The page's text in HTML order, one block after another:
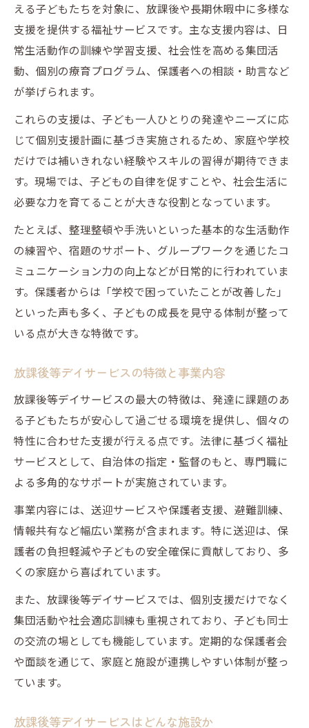
際
放課後等デイサービスの集団活動で育つ力
放課後等デイサービスの一日の流れとプロ
グラム
較
放課後等デイサービスの療育を解説
放課後等デイサービスと学童の支援内容比
放課後等デイサービスで得られる独自支援
える子どもたちを対象に、放課後や長期休暇中に多様な
支援を提供する福祉サービスです。主な支援内容は、日
常生活動作の訓練や学習支援、社会性を高める集団活
動、個別の療育プログラム、保護者への相談・助言など
が挙げられます。
これらの支援は、子ども一人ひとりの発達やニーズに応
じて個別支援計画に基づき実施されるため、家庭や学校
だけでは補いきれない経験やスキルの習得が期待できま
す。現場では、子どもの自律を促すことや、社会生活に
必要な力を育てることが大きな役割となっています。
たとえば、整理整頓や手洗いといった基本的な生活動作
の練習や、宿題のサポート、グループワークを通じたコ
ミュニケーション力の向上などが日常的に行われていま
す。保護者からは「学校で困っていたことが改善した」
といった声も多く、子どもの成長を見守る体制が整って
いる点が大きな特徴です。
放課後等デイサービスの特徴と事業内容
放課後等デイサービスの最大の特徴は、発達に課題のあ
る子どもたちが安心して過ごせる環境を提供し、個々の
特性に合わせた支援が行える点です。法律に基づく福祉
サービスとして、自治体の指定・監督のもと、専門職に
よる多角的なサポートが実施されています。
事業内容には、送迎サービスや保護者支援、避難訓練、
情報共有など幅広い業務が含まれます。特に送迎は、保
護者の負担軽減や子どもの安全確保に貢献しており、多
くの家庭から喜ばれています。
また、放課後等デイサービスでは、個別支援だけでなく
集団活動や社会適応訓練も重視されており、子ども同士
の交流の場としても機能しています。定期的な保護者会
や面談を通じて、家庭と施設が連携しやすい体制が整っ
ています。
放課後等デイサービスはどんな施設か